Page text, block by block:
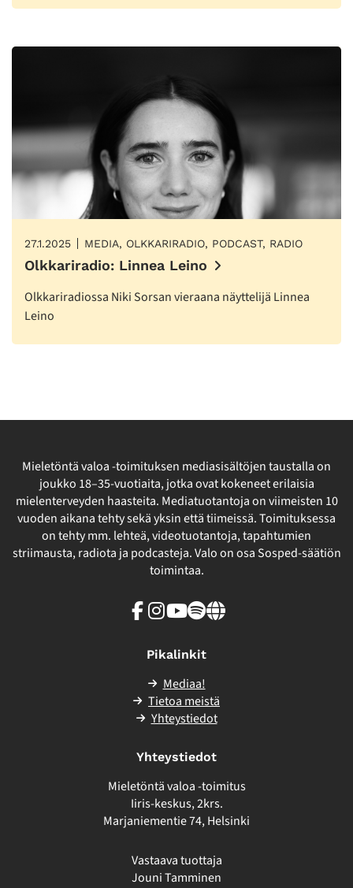
27.1.2025 MEDIA, OLKKARIRADIO, PODCAST, RADIO
Olkkariradio: Linnea Leino
Olkkariradiossa Niki Sorsan vieraana näyttelijä Linnea
Leino
Mieletöntä valoa -toimituksen mediasisältöjen taustalla on
joukko 18–35-vuotiaita, jotka ovat kokeneet erilaisia
mielenterveyden haasteita. Mediatuotantoja on viimeisten 10
vuoden aikana tehty sekä yksin että tiimeissä. Toimituksessa
on tehty mm. lehteä, videotuotantoja, tapahtumien
striimausta, radiota ja podcasteja. Valo on osa Sosped-säätiön
toimintaa.
Facebook
Instagram
Youtube
SpotifyLinkki
Pikalinkit
Mediaa!
Tietoa meistä
Yhteystiedot
Yhteystiedot
Mieletöntä valoa -toimitus
Iiris-keskus, 2krs.
Marjaniementie 74, Helsinki
Vastaava tuottaja
Jouni Tamminen